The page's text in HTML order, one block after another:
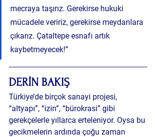
mecraya taşırız. Gerekirse hukuki
mücadele veririz, gerekirse meydanlara
çıkarız. Çataltepe esnafı artık
kaybetmeyecek!”
DERİN BAKIŞ
Türkiye’de birçok sanayi projesi,
“altyapı”, “izin”, “bürokrasi” gibi
gerekçelerle yıllarca erteleniyor. Oysa bu
gecikmelerin ardında çoğu zaman